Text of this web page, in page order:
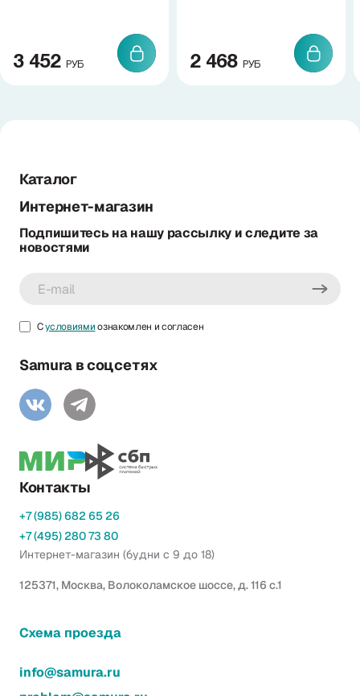
3 452 РУБ 2 468 РУБ
Каталог
Интернет-магазин
Подпишитесь на нашу рассылку и следите за
новостями
Сусловиямиознакомлен и согласен
Samura в соцсетях
Контакты
+7 (985) 682 65 26
+7 (495) 280 73 80
Интернет-магазин (будни с 9 до 18)
125371, Москва, Волоколамское шоссе, д. 116 с.1
Схема проезда
info@samura.ru